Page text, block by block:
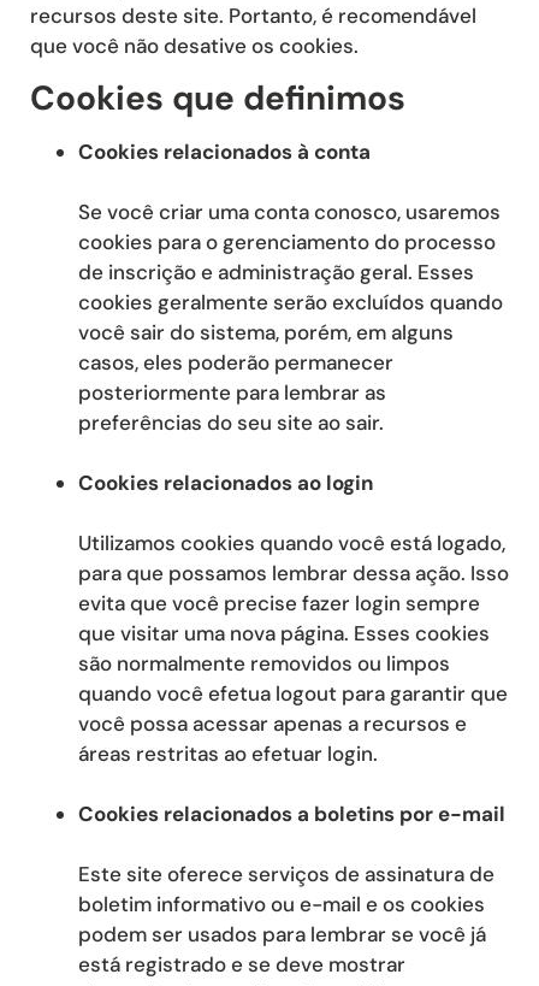
recursos deste site. Portanto, é recomendável
que você não desative os cookies.
Cookies que definimos
Cookies relacionados à conta
Se você criar uma conta conosco, usaremos
cookies para o gerenciamento do processo
de inscrição e administração geral. Esses
cookies geralmente serão excluídos quando
você sair do sistema, porém, em alguns
casos, eles poderão permanecer
posteriormente para lembrar as
preferências do seu site ao sair.
Cookies relacionados ao login
Utilizamos cookies quando você está logado,
para que possamos lembrar dessa ação. Isso
evita que você precise fazer login sempre
que visitar uma nova página. Esses cookies
são normalmente removidos ou limpos
quando você efetua logout para garantir que
você possa acessar apenas a recursos e
áreas restritas ao efetuar login.
Cookies relacionados a boletins por e-mail
Este site oferece serviços de assinatura de
boletim informativo ou e-mail e os cookies
podem ser usados ​​para lembrar se você já
está registrado e se deve mostrar